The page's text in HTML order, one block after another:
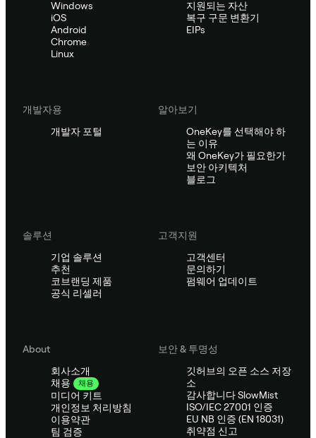
Windows
iOS
Android
Chrome
Linux
지원되는 자산
복구 구문 변환기
EIPs
개발자용
개발자 포털
알아보기
OneKey를 선택해야 하
는 이유
왜 OneKey가 필요한가
보안 아키텍처
블로그
솔루션
기업 솔루션
추천
코브랜딩 제품
공식 리셀러
고객지원
고객센터
문의하기
펌웨어 업데이트
About
회사소개
채용
채용
미디어 키트
개인정보 처리방침
이용약관
팀 검증
보안 & 투명성
깃허브의 오픈 소스 저장
소
감사합니다 SlowMist
ISO/IEC 27001 인증
EU NB 인증 (EN 18031)
취약점 신고